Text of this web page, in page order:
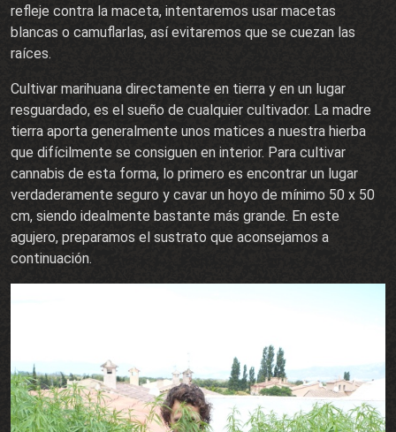
refleje contra la maceta, intentaremos usar macetas
blancas o camuflarlas, así evitaremos que se cuezan las
raíces.
Cultivar marihuana directamente en tierra y en un lugar
resguardado, es el sueño de cualquier cultivador. La madre
tierra aporta generalmente unos matices a nuestra hierba
que difícilmente se consiguen en interior. Para cultivar
cannabis de esta forma, lo primero es encontrar un lugar
verdaderamente seguro y cavar un hoyo de mínimo 50 x 50
cm, siendo idealmente bastante más grande. En este
agujero, preparamos el sustrato que aconsejamos a
continuación.